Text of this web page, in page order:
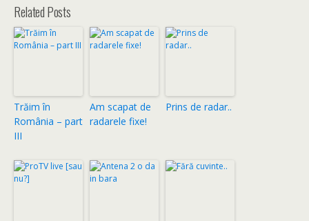
Related Posts
Trăim în
România – part
III
Am scapat de
radarele fixe!
Prins de radar..